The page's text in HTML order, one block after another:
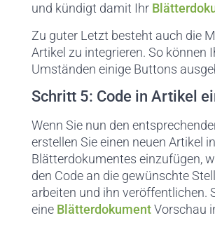
und kündigt damit Ihr
Zu guter Letzt besteht auch die
Artikel zu integrieren. So können
Umständen einige Buttons
Schritt 5: Code in Artikel
Wenn Sie nun den
erstellen Sie einen neuen Artikel
Blätterdokumentes einzufügen,
den Code an die gewünschte
arbeiten und ihn veröffentlichen.
eine BlätterdokumentVorschau